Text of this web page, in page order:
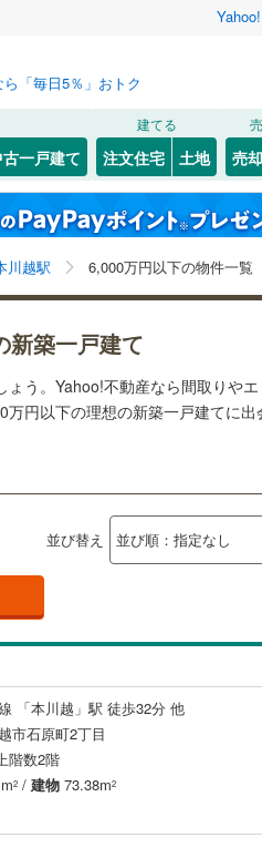
「毎日5％」おトク
一戸建て
建てる
注文住宅 土地 売
川越駅 6,000万円以下の物件一覧
新築一戸建て
う。Yahoo!不動産なら間取りやエ
円以下の理想の新築一戸建てに出
並び替え
「本川越」駅 徒歩32分 他
市石原町2丁目
階数2階
2 / 建物 73.38m2
城 秋田 山形
玉 千葉 茨城
岡 三重
山 広島 山口
高知
崎
で検索する
で検索するこの条件で検索する
札沼線(1)
室蘭本線(0)
富良野線(0)
釧網本線(0)
水郡線(242)
上越線(265
水戸線(96)
釜石線(6)
花輪線 (0)
五能線(0)
湘南新宿ライン（前橋～小
で検索する
(11) ( 12) (2)
) (130) (
この条件で検索する
オール電化（0）
ビルトインガレージ（5
防犯カメラ（ 6）
角地（29）
（ 72 ）
大規模（総区画数50戸以
この条件で検索する
索条件を保存しました
件通知は、 マイページから設定で
保存した条件を見る
万円、建築条件付き土地を含
り未定を含む
検索条件を保存する
お気に入りリストを見
閉じる
お気に入りリストを見
閉じる